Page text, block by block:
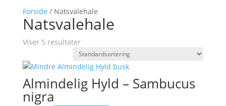
Forside / Natsvalehale
Natsvalehale
Viser 5 resultater
Almindelig Hyld – Sambucus
nigra